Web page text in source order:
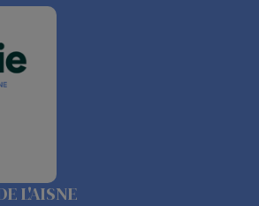
L'AISNE